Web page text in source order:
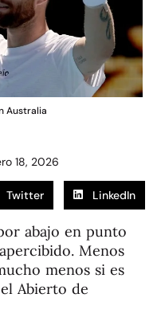
Australia
18, 2026
Twitter LinkedIn
abajo en punto
Menos
menos si es
Abierto de